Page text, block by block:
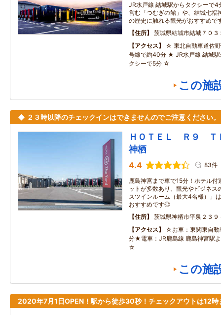
JR水戸線 結城駅からタクシーで
営む「つむぎの館」や、結城七福
の歴史に触れる観光がおすすめで
住所
茨城県結城市結城７０３
アクセス
☆ 東北自動車道佐
号線で約40分 ★ JR水戸線 結城駅
クシーで5分 ☆
この施
◆ ２３時以降のチェックインはできませんのでご注意ください。
ＨＯＴＥＬ Ｒ９
神栖
4.4 83件
鹿島神宮まで車で15分！ホテル
ットが多数あり、観光やビジネス
スツインルーム（最大4名様）」
おすすめです◎
住所
茨城県神栖市平泉２３９
アクセス
☆お車：東関東自動
分★電車：JR鹿島線 鹿島神宮駅
☆
この施
2020年7月1日OPEN！駅から徒歩30秒！チェックアウトは12時